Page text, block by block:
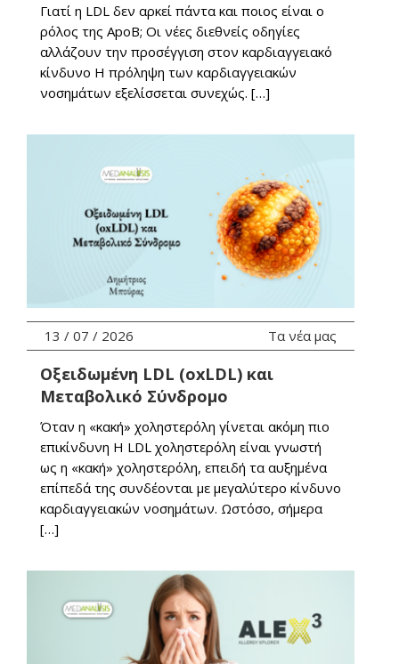
Γιατί η LDL δεν αρκεί πάντα και ποιος είναι ο
ρόλος της ApoB; Οι νέες διεθνείς οδηγίες
αλλάζουν την προσέγγιση στον καρδιαγγειακό
κίνδυνο Η πρόληψη των καρδιαγγειακών
νοσημάτων εξελίσσεται συνεχώς. […]
13 / 07 / 2026 Τα νέα μας
Οξειδωμένη LDL (oxLDL) και
Μεταβολικό Σύνδρομο
Όταν η «κακή» χοληστερόλη γίνεται ακόμη πιο
επικίνδυνη Η LDL χοληστερόλη είναι γνωστή
ως η «κακή» χοληστερόλη, επειδή τα αυξημένα
επίπεδά της συνδέονται με μεγαλύτερο κίνδυνο
καρδιαγγειακών νοσημάτων. Ωστόσο, σήμερα
[…]